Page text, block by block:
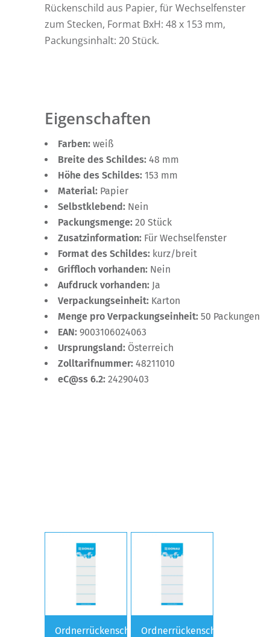
Rückenschild aus Papier, für Wechselfenster
zum Stecken, Format BxH: 48 x 153 mm,
Packungsinhalt: 20 Stück.
Eigenschaften
Farben: weiß
Breite des Schildes: 48 mm
Höhe des Schildes: 153 mm
Material: Papier
Selbstklebend: Nein
Packungsmenge: 20 Stück
Zusatzinformation: Für Wechselfenster
Format des Schildes: kurz/breit
Griffloch vorhanden: Nein
Aufdruck vorhanden: Ja
Verpackungseinheit: Karton
Menge pro Verpackungseinheit: 50 Packungen
EAN: 9003106024063
Ursprungsland: Österreich
Zolltarifnummer: 48211010
eC@ss 6.2: 24290403
Ordnerrückenschild Ordnerrückenschild